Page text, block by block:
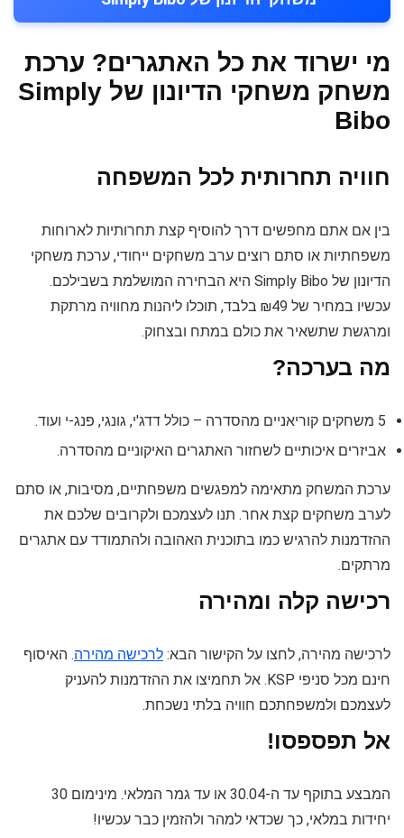
מי ישרוד את כל האתגרים? ערכת
משחק משחקי הדיונון של Simply
Bibo
חוויה תחרותית לכל המשפחה
בין אם אתם מחפשים דרך להוסיף קצת תחרותיות לארוחות
משפחתיות או סתם רוצים ערב משחקים ייחודי, ערכת משחקי
הדיונון של Simply Bibo היא הבחירה המושלמת בשבילכם.
עכשיו במחיר של ₪49 בלבד, תוכלו ליהנות מחוויה מרתקת
ומרגשת שתשאיר את כולם במתח ובצחוק.
מה בערכה?
5 משחקים קוריאניים מהסדרה – כולל דדג'י, גונגי, פנג-י ועוד.
אביזרים איכותיים לשחזור האתגרים האיקוניים מהסדרה.
ערכת המשחק מתאימה למפגשים משפחתיים, מסיבות, או סתם
לערב משחקים קצת אחר. תנו לעצמכם ולקרובים שלכם את
ההזדמנות להרגיש כמו בתוכנית האהובה ולהתמודד עם אתגרים
מרתקים.
רכישה קלה ומהירה
לרכישה מהירה, לחצו על הקישור הבא: לרכישה מהירה. האיסוף
חינם מכל סניפי KSP. אל תחמיצו את ההזדמנות להעניק
לעצמכם ולמשפחתכם חוויה בלתי נשכחת.
אל תפספסו!
המבצע בתוקף עד ה-30.04 או עד גמר המלאי. מינימום 30
יחידות במלאי, כך שכדאי למהר ולהזמין כבר עכשיו!